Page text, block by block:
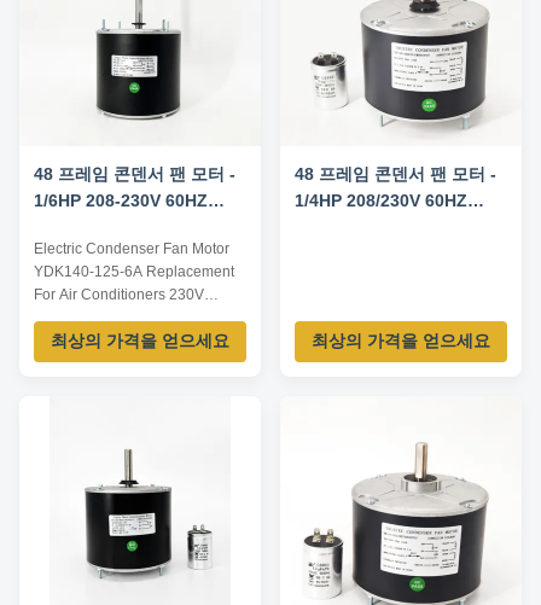
Model YDK-140...
48 프레임 콘덴서 팬 모터 -
1/6HP 208-230V 60HZ
Electric Condenser Fan Motor
YDK140-125-6A Replacement
For Air Conditioners 230V
1075RPM 60Hz 1/6HP
Technical parameters Model No.
Power HP Voltage Speed
3727 D917 YDK140-185-6A 1/4
208-230V 60Hz 1075/1
FSE1026S 3728 3732 ...
최상의 가격을 얻으세요
48 프레임 콘덴서 팬 모터 -
1/4HP 208/230V 60HZ
최상의 가격을 얻으세요